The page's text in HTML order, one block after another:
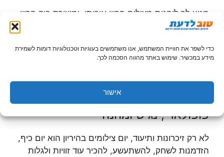
כדי לשפר את חוויית המשתמש, אנו משתמשים בעוגיות וטכנולוגיות דומות לשמירת
מידע במכשיר. שימוש באתר מהווה הסכמה לכך.
אישור
מגיע לך ליהנות מצילום הריון איכותי, ומיצירת בוק הריון
שמראה ומבליט את היופי הייחודי שלך בצורה מחמיאה
היפה הזו. בסטודיו יפהפה, בחיק הטבע, בחוף הים,
בפארק הירוק, או במקומות אחרים, כל רקע ומרחב
פופולארי, נגיש ומהנה
לא רק זיכרונות ותיעוד, יום צילומים בהיריון הוא יום כיף,
הזדמנות לשחק, להשתעשע, להכיר עוד זוויות ולגלות